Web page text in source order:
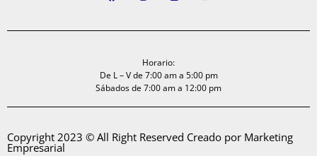
Horario:
De L – V de 7:00 am a 5:00 pm
Sábados de 7:00 am a 12:00 pm
Copyright 2023 © All Right Reserved Creado por Marketing
Empresarial